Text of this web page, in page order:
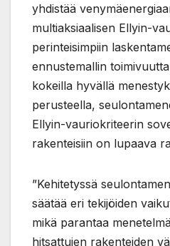
yhdistää
multiaksiaalisen Ellyin-
perinteisimpiin
ennustemallin
kokeilla hyvällä
perusteella,
Ellyin-vauriokriteerin
rakenteisiin on lupaava
”Kehitetyssä
säätää eri tekijöiden
mikä parantaa
hitsattujen rakenteiden